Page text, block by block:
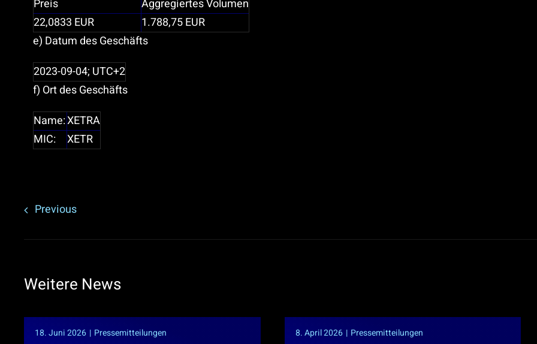
Preis
Aggregiertes Volumen
22,0833 EUR 1.788,75EUR
e) Datum des Geschäfts
2023-09-04; UTC+2
f) Ort des Geschäfts
Name:XETRA
MIC:
XETR
Previous
Weitere News
18. Juni 2026 | Pressemitteilungen 8. April 2026 | Pressemitteilungen